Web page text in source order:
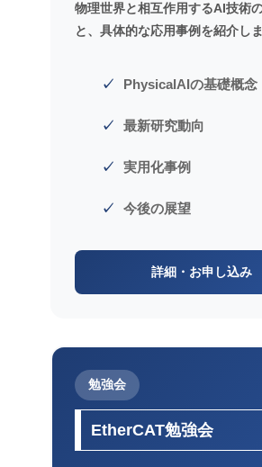
物理世界と相互作用するAI技術
と、具体的な応用事例を紹介しま
PhysicalAIの基礎概念
最新研究動向
実用化事例
今後の展望
詳細・お申し込み
勉強会
EtherCAT勉強会